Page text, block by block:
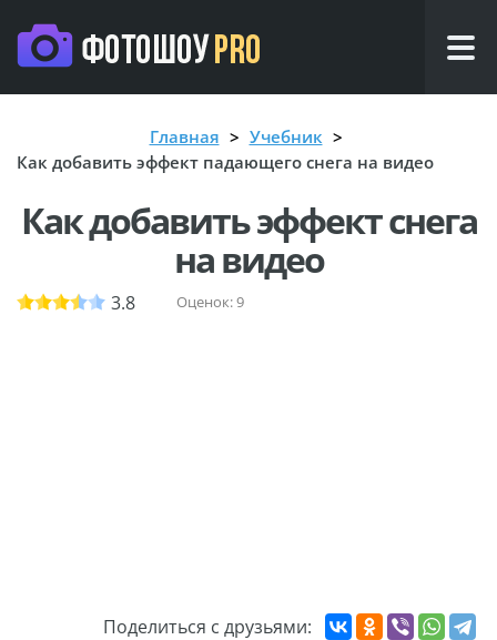
Главная
Учебник
Как добавить эффект падающего снега на видео
Как добавить эффект снега
на видео
3.8 Оценок:9
Поделиться с друзьями: